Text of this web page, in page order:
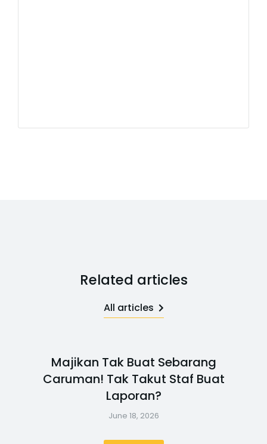
Related articles
All articles
Majikan Tak Buat Sebarang
Caruman! Tak Takut Staf Buat
Laporan?
June 18, 2026